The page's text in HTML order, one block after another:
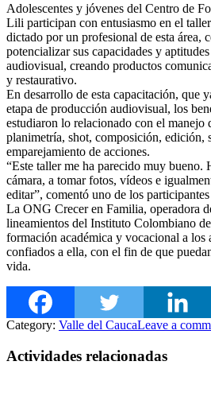
Adolescentes y jóvenes del Centro de
Lili participan con entusiasmo en el
dictado por un profesional de esta área,
potencializar sus capacidades y
audiovisual, creando productos
y restaurativo.
En desarrollo de esta capacitación, que
etapa de producción audiovisual, los
estudiaron lo relacionado con el manejo
planimetría, shot, composición, edición,
emparejamiento de acciones.
“Este taller me ha parecido muy bueno.
cámara, a tomar fotos, vídeos e
editar”, comentó uno de los
La ONG Crecer en Familia, operadora
lineamientos del Instituto Colombiano
formación académica y vocacional a los
confiados a ella, con el fin de que
vida.
Category: Valle del CaucaLeave a
Actividades relacionadas